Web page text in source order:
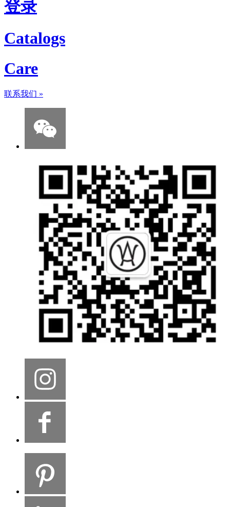
登录
Catalogs
Care
联系我们 »